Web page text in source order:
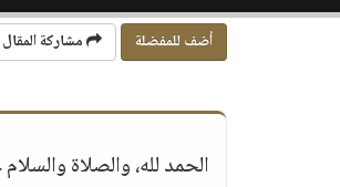
أضف للمفضلة مشاركة المقال
الحمد لله، والصلاة